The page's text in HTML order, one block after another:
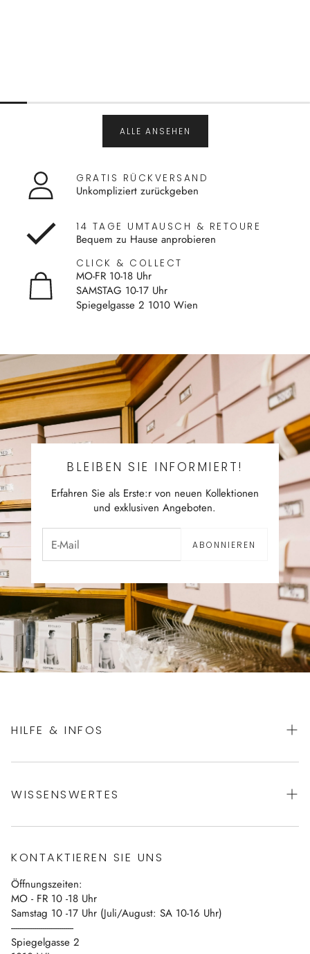
ALLE ANSEHEN
GRATIS RÜCKVERSAND
Unkompliziert zurückgeben
14 TAGE UMTAUSCH & RETOURE
Bequem zu Hause anprobieren
CLICK & COLLECT
MO-FR 10-18 Uhr
SAMSTAG 10-17 Uhr
Spiegelgasse 2 1010 Wien
BLEIBEN SIE INFORMIERT!
Erfahren Sie als Erste:r von neuen Kollektionen
und exklusiven Angeboten.
ABONNIEREN
HILFE & INFOS
Datenschutz
Impressum
Vertrag widerrufen
WISSENSWERTES
Blog
Kontakt
KONTAKTIEREN SIE UNS
Öffnungszeiten:
MO - FR 10 -18 Uhr
Samstag 10 -17 Uhr (Juli/August: SA 10-16 Uhr)
------------------------------
Spiegelgasse 2